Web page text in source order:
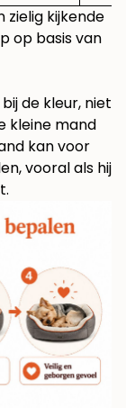
zielig kijkende
op basis van
de kleur, niet
kleine mand
kan voor
vooral als hij